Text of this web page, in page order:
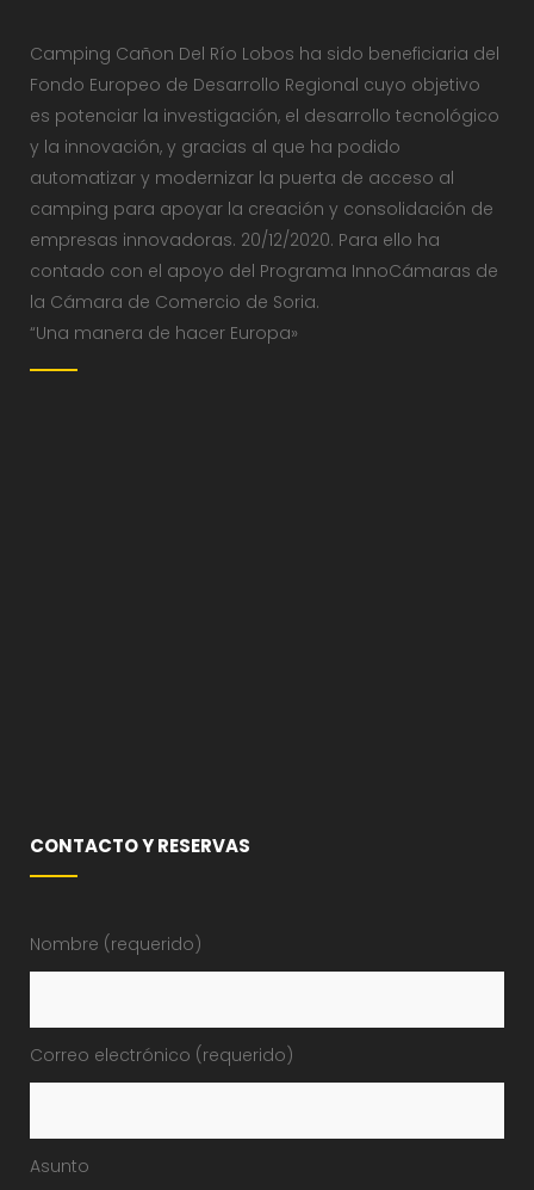
Camping Cañon Del Río Lobos ha sido beneficiaria del
Fondo Europeo de Desarrollo Regional cuyo objetivo
es potenciar la investigación, el desarrollo tecnológico
y la innovación, y gracias al que ha podido
automatizar y modernizar la puerta de acceso al
camping para apoyar la creación y consolidación de
empresas innovadoras. 20/12/2020. Para ello ha
contado con el apoyo del Programa InnoCámaras de
la Cámara de Comercio de Soria.
“Una manera de hacer Europa»
CONTACTO Y RESERVAS
Nombre (requerido)
Correo electrónico (requerido)
Asunto